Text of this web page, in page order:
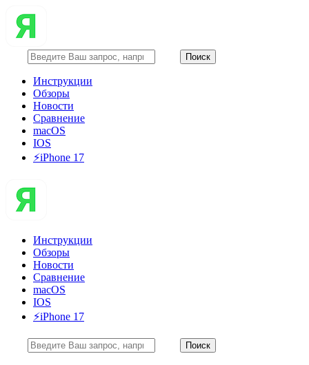
Инструкции
Обзоры
Новости
Сравнение
macOS
IOS
⚡️iPhone 17
Инструкции
Обзоры
Новости
Сравнение
macOS
IOS
⚡️iPhone 17